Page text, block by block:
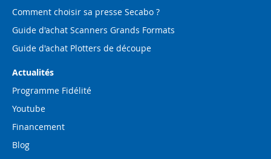
Comment choisir sa presse Secabo ?
Guide d'achat Scanners Grands Formats
Guide d'achat Plotters de découpe
Actualités
Programme Fidélité
Youtube
Financement
Blog